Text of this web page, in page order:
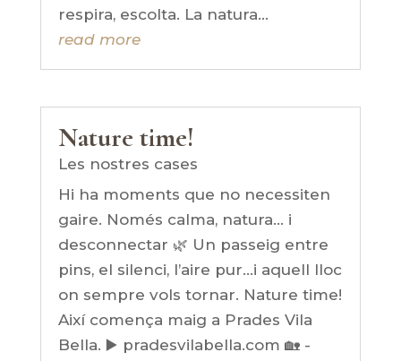
respira, escolta. La natura...
read more
Nature time!
Les nostres cases
Hi ha moments que no necessiten
gaire. Només calma, natura… i
desconnectar 🌿 Un passeig entre
pins, el silenci, l’aire pur…i aquell lloc
on sempre vols tornar. Nature time!
Així comença maig a Prades Vila
Bella. ▶️ pradesvilabella.com 🏡 -